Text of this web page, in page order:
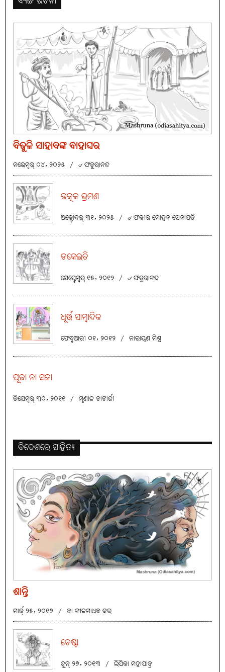
ବିଜୁଳି ସାହାବଙ୍କ ବାହାଘର
ନଭେମ୍ବର୍ ୦୪, ୨୦୨୫ / ୰ ଫତୁରାନନ୍ଦ
ଉତ୍କଳ ଭ୍ରମଣ
ଅକ୍ଟୋବର୍ ୩୧, ୨୦୨୫ / ୰ ଫକୀର ମୋହନ ସେନାପତି
ଡକେଇତି
ସେପ୍ଟେମ୍ବର୍ ୧୫, ୨୦୧୨ / ୰ ଫତୁରାନନ୍ଦ
ଧୂର୍ତ୍ତ ସାମ୍ବାଦିକ
ଫେବୃଆରୀ ୦୧, ୨୦୧୨ / ନାରାୟଣ ମିଶ୍ର
ପୂଜା ନା ସଜା
ଡିସେମ୍ବର୍ ୩୦, ୨୦୧୧ / ମୃଣାଳ ଚାଟାର୍ଜୀ
ବିଦେଶରେ ସାହିତ୍ୟ
ଶାନ୍ତି
ମାର୍ଚ୍ଚ୍ ୨୫, ୨୦୧୭ / ଡା ନୀଳମାଧବ କର
ଚେଷ୍ଟା
ଜୁନ୍ ୨୭, ୨୦୧୩ / ଲିପିକା ମହାପାତ୍ର